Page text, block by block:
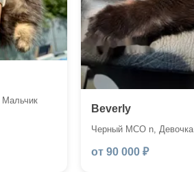
Beverly
Черный MCO n, Девочка
от 90 000 ₽